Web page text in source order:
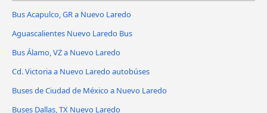
Bus Acapulco, GR a Nuevo Laredo
Aguascalientes Nuevo Laredo Bus
Bus Álamo, VZ a Nuevo Laredo
Cd. Victoria a Nuevo Laredo autobúses
Buses de Ciudad de México a Nuevo Laredo
Buses Dallas, TX Nuevo Laredo